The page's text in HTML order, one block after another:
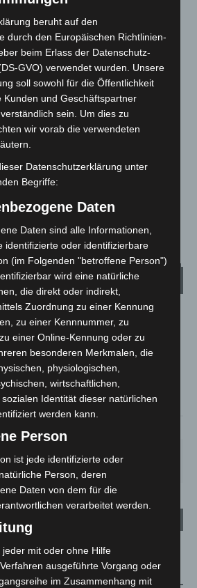
beschädigt
nach Abschaltung von
Market“ erhoben
Polizei stoppt 166
bei
Wetter
22.9°C 24.1°
22.8°
27° 32 °
beruht auf den
durch den Europäischen Richtlinien-
beim Erlass der Datenschutz-
GVO) verwendet wurden. Unsere
soll sowohl für die Öffentlichkeit
Kunden und Geschäftspartner
sein. Um dies zu
wir vorab die verwendeten
Datenschutzerklärung unter
Begriffe:
Daten
Daten sind alle Informationen,
identifizierte oder identifizierbare
(im Folgenden "betroffene Person")
wird eine natürliche
die direkt oder indirekt,
Zuordnung zu einer Kennung
zu einer Kennnummer, zu
einer Online-Kennung oder zu
besonderen Merkmalen, die
physiologischen,
wirtschaftlichen,
Identität dieser natürlichen
werden kann.
Person
ist jede identifizierte oder
Person, deren
Daten von dem für die
verarbeitet werden.
mit oder ohne Hilfe
ausgeführte Vorgang oder
im Zusammenhang mit